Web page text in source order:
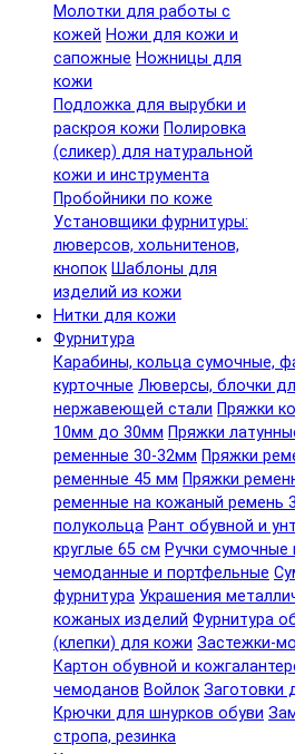
Молотки для работы с
кожей Ножи для кожи и
сапожные Ножницы для
кожи
Подложка для вырубки и
раскроя кожи Полировка
(сликер) для натуральной
кожи и инструмента
Пробойники по коже
Установщики фурнитуры:
люверсов, хольнитенов,
кнопок Шаблоны для
изделий из кожи
Нитки для кожи
Фурнитура
Карабины, кольца сумочные,
курточные Люверсы, блочки
нержавеющей стали Пряжки
10мм до 30мм Пряжки
ременные 30-32мм Пряжки
ременные 45 мм Пряжки
ременные на кожаный ремень
полукольца Рант обувной и
круглые 65 см Ручки сумочные
чемоданные и портфельные
фурнитура Украшения
кожаных изделий Фурнитура
(клепки) для кожи Застежки-
Картон обувной и
чемоданов Войлок Заготовки
Крючки для шнурков обуви
стропа, резинка